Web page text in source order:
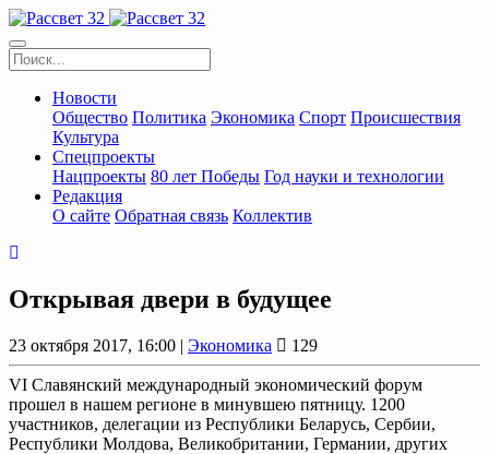
Новости
Общество Политика Экономика Спорт Происшествия
Культура
Спецпроекты
Нацпроекты 80 лет Победы Год науки и технологии
Редакция
О сайте Обратная связь Коллектив
Открывая двери в будущее
23 октября 2017, 16:00 | Экономика 129
VI Славянский международный экономический форум
прошел в нашем регионе в минувшею пятницу. 1200
участников, делегации из Республики Беларусь, Сербии,
Республики Молдова, Великобритании, Германии, других